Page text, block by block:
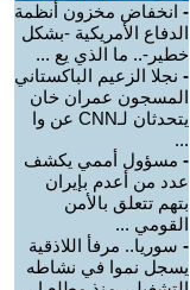
- انخفاض مخزون أنظمة
الدفاع الأمريكية -بشكل
خطير-.. ما الذي يع ...
- نجلا الزعيم الباكستاني
المسجون عمران خان
يتحدثان لـCNN عن وا
...
- مسؤول أممي يكشف
عدد من أعدم بإيران
بتهم تتعلق بالأمن
القومي ...
- سوريا.. مرفأ اللاذقية
يسجل نموا في نشاطه